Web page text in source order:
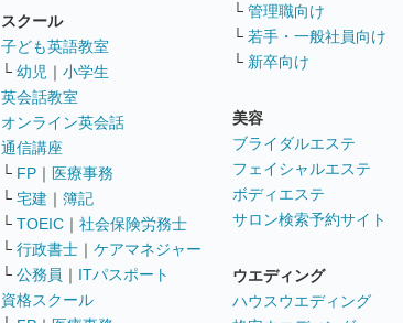
スクール
子ども英語教室
└ 幼児 ｜ 小学生
英会話教室
オンライン英会話
通信講座
└ FP ｜ 医療事務
└ 宅建 ｜ 簿記
└ TOEIC ｜ 社会保険労務士
└ 行政書士 ｜ ケアマネジャー
└ 公務員 ｜ ITパスポート
資格スクール
└ 管理職向け
└ 若手・一般社員向け
└ 新卒向け
美容
ブライダルエステ
フェイシャルエステ
ボディエステ
サロン検索予約サイト
ウエディング
ハウスウエディング